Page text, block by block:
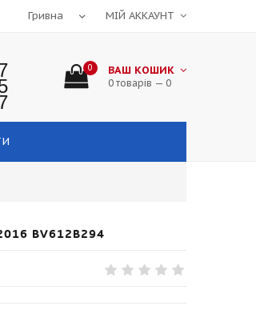
МІЙ АККАУНТ
0 ВАШ КОШИК
0 товарів — 0
BV612B294